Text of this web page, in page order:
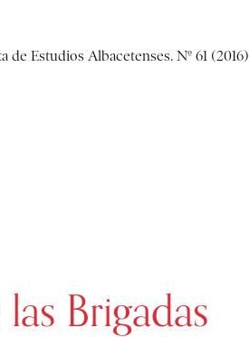
Estudios Albacetenses. Nº 61 (2016)
Brigadas